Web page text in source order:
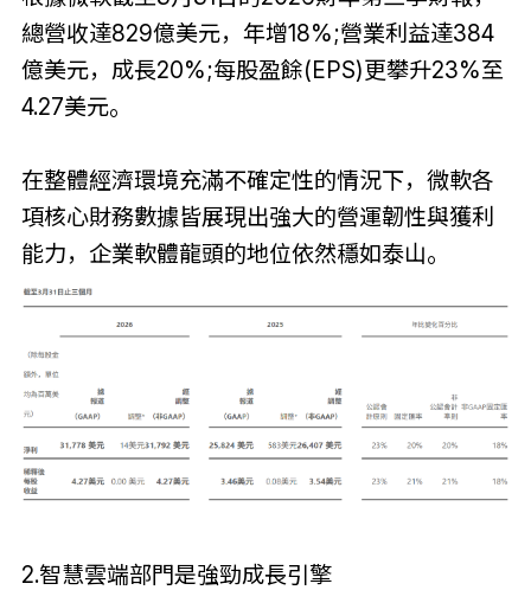
總營收達829億美元，年增18%;營業利益達384
億美元，成長20%;每股盈餘(EPS)更攀升23%至
4.27美元。
在整體經濟環境充滿不確定性的情況下，微軟各
項核心財務數據皆展現出強大的營運韌性與獲利
能力，企業軟體龍頭的地位依然穩如泰山。
2.智慧雲端部門是強勁成長引擎